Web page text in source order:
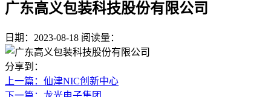
广东高义包装科技股份有限公司
日期：2023-08-18 阅读量：
分享到：
上一篇 ：仙津NIC创新中心